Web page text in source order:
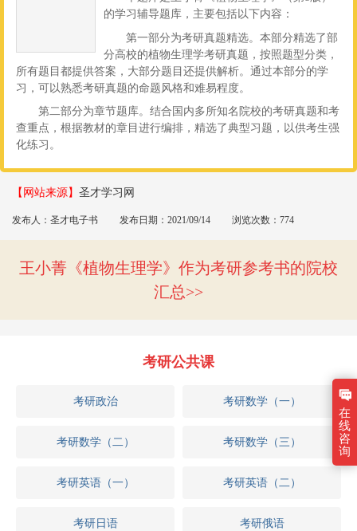
的学习辅导题库，主要包括以下内容：
第一部分为考研真题精选。本部分精选了部
分高校的植物生理学考研真题，按照题型分类，
所有题目都提供答案，大部分题目还提供解析。通过本部分的学
习，可以熟悉考研真题的命题风格和难易程度。
第二部分为章节题库。结合国内多所知名院校的考研真题和考
查重点，根据教材的章目进行编排，精选了典型习题，以供考生强
化练习。
【网站来源】 圣才学习网
发布人：圣才电子书 发布日期：2021/09/14 浏览次数：774
王小菁《植物生理学》作为考研参考书的院校
汇总
考研公共课
考研政治 考研数学（一）
考研数学（二） 考研数学（三）
考研英语（一） 考研英语（二）
考研日语 考研俄语
在
线
咨
询